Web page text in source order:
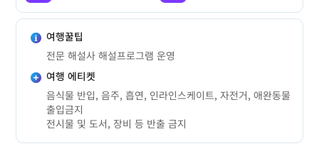
여행꿀팁
전문 해설사 해설프로그램 운영
여행 에티켓
음식물 반입, 음주, 흡연, 인라인스케이트, 자전거, 애완동물
출입금지
전시물 및 도서, 장비 등 반출 금지